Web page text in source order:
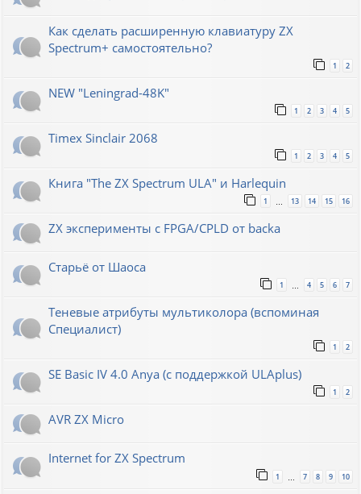
Как сделать расширенную клавиатуру ZX
Spectrum+ самостоятельно?
1 2
NEW "Leningrad-48K"
1 2 3 4 5
Timex Sinclair 2068
1 2 3 4 5
Книга "The ZX Spectrum ULA" и Harlequin
1 … 13 14 15 16
ZX эксперименты с FPGA/CPLD от backa
Старьё от Шаоса
1 … 4 5 6 7
Теневые атрибуты мультиколора (вспоминая
Специалист)
1 2
SE Basic IV 4.0 Anya (с поддержкой ULAplus)
1 2
AVR ZX Micro
Internet for ZX Spectrum
1 7 8 9 10